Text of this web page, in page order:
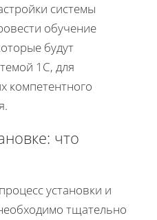
системы
обучение
будут
1С, для
компетентного
что
установки и
тщательно